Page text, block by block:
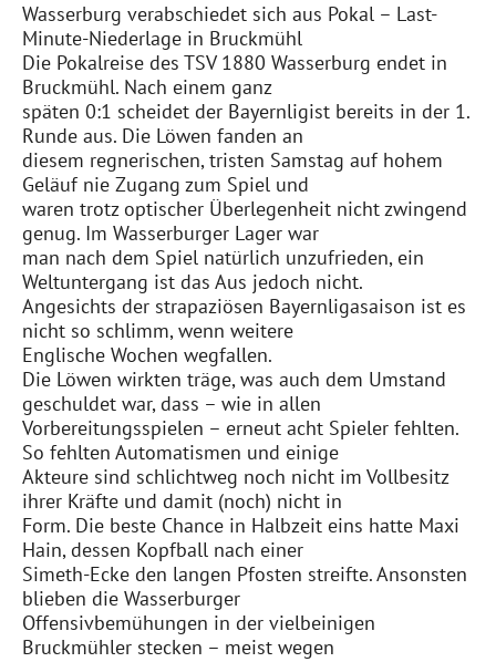
Wasserburg verabschiedet sich aus Pokal – Last-
Minute-Niederlage in Bruckmühl
Die Pokalreise des TSV 1880 Wasserburg endet in
Bruckmühl. Nach einem ganz
späten 0:1 scheidet der Bayernligist bereits in der 1.
Runde aus. Die Löwen fanden an
diesem regnerischen, tristen Samstag auf hohem
Geläuf nie Zugang zum Spiel und
waren trotz optischer Überlegenheit nicht zwingend
genug. Im Wasserburger Lager war
man nach dem Spiel natürlich unzufrieden, ein
Weltuntergang ist das Aus jedoch nicht.
Angesichts der strapaziösen Bayernligasaison ist es
nicht so schlimm, wenn weitere
Englische Wochen wegfallen.
Die Löwen wirkten träge, was auch dem Umstand
geschuldet war, dass – wie in allen
Vorbereitungsspielen – erneut acht Spieler fehlten.
So fehlten Automatismen und einige
Akteure sind schlichtweg noch nicht im Vollbesitz
ihrer Kräfte und damit (noch) nicht in
Form. Die beste Chance in Halbzeit eins hatte Maxi
Hain, dessen Kopfball nach einer
Simeth-Ecke den langen Pfosten streifte. Ansonsten
blieben die Wasserburger
Offensivbemühungen in der vielbeinigen
Bruckmühler stecken – meist wegen